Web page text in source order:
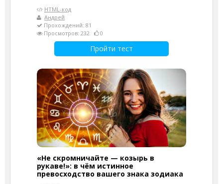
HTML-код
Андрей
Прохождений: 81
Просмотров: 232
0
Пройти тест
«Не скромничайте — козырь в
рукаве!»: в чём истинное
превосходство вашего знака зодиака